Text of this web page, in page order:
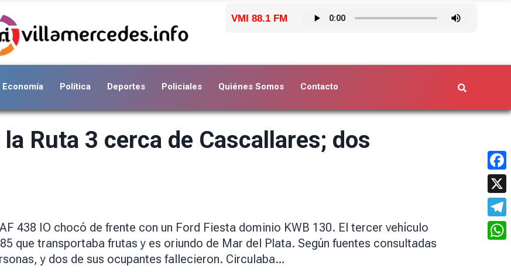
VMI 88.1 FM
Economía Política Deportes Policiales Quiénes Somos Contacto
Ruta 3 cerca de Cascallares; dos
438 IO chocó de frente con un Ford Fiesta dominio KWB 130. El tercer vehículo
que transportaba frutas y es oriundo de Mar del Plata. Según fuentes consultadas
y dos de sus ocupantes fallecieron. Circulaba…
X